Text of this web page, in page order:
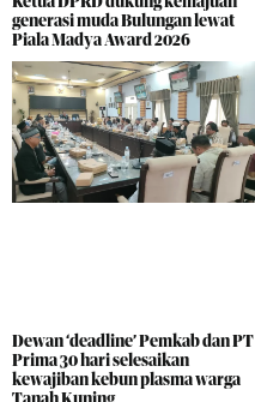
generasi muda Bulungan lewat
Piala Madya Award 2026
Dewan ‘deadline’ Pemkab dan PT
Prima 30 hari selesaikan
kewajiban kebun plasma warga